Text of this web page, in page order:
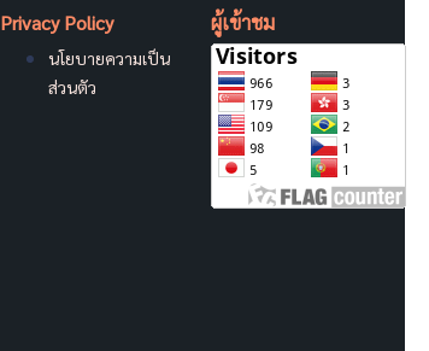
Privacy Policy
นโยบายความเป็น
ส่วนตัว
ผู้เข้าชม